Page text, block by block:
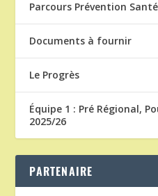
Parcours Prévention Santé
Documents à fournir
Le Progrès
Équipe 1 : Pré Régional,
2025/26
PARTENAIRE